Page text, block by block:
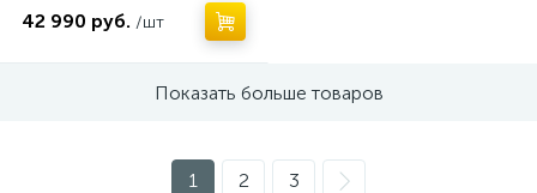
42 990 руб. /шт
Показать больше товаров
1 2 3